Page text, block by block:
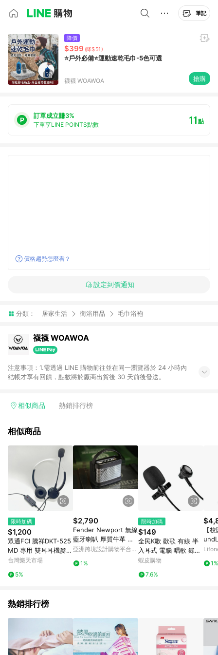
筆記
降價
$399 (降$51)
⭐️戶外必備⭐️運動速乾毛巾-5色可選
襪襪 WOAWOA 搶購
訂單成立賺3%
下單享LINE POINTS點數 11點
價格趨勢怎麼看？
設定到價通知
分類： 居家生活 衛浴用品 毛巾浴袍
襪襪 WOAWOA
注意事項：1.需透過 LINE 購物前往並在同一瀏覽器於 24 小時內
結帳才享有回饋，點數將於廠商出貨後 30 天前後發送。
相似商品 熱銷排行榜
相似商品
限時加碼
$1,200
眾通FCI 騰祥DKT-525
MD 專用 雙耳耳機麥克
風 含調音靜音
台灣樂天市場
5%
$2,790
Fender Newport 無線
藍牙喇叭 厚質牛革 專
用手提便利攜行保護包
亞洲跨境設計購物平台
1%
限時加碼
$149
全民K歌 歡歌 有線 半
入耳式 電腦 唱歌 錄音
遊戲 監聽耳機 麥克風
蝦皮購物
7.6%
【
防水
代1%
熱銷排行榜